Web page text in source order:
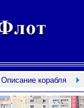
Описание корабля